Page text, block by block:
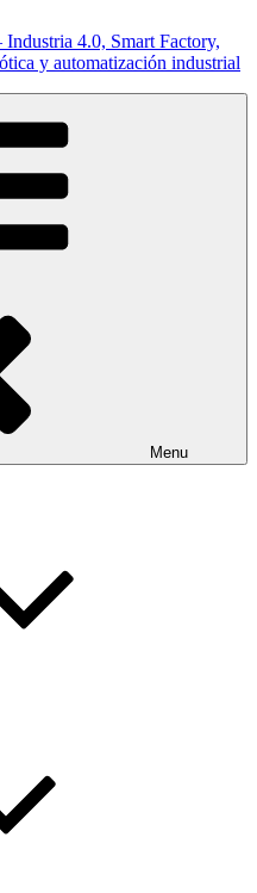
4.0, Smart Factory,
y automatización industrial
Industrial en El
Menu